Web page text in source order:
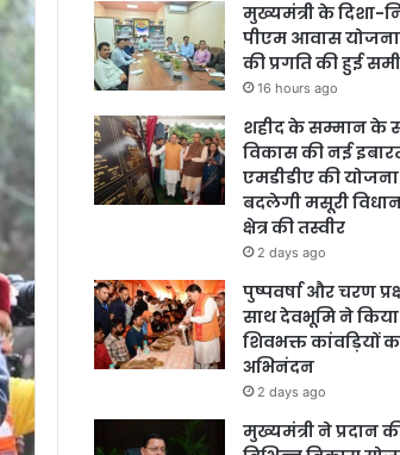
मुख्यमंत्री के दिशा-
पीएम आवास
की प्रगति की हुई
16 hours ago
शहीद के सम्मान के
विकास की नई
एमडीडीए की
बदलेगी मसूरी
क्षेत्र की तस्वीर
2 days ago
पुष्पवर्षा और चरण
साथ देवभूमि ने किया
शिवभक्त कांवड़ियों
अभिनंदन
2 days ago
मुख्यमंत्री ने प्रदान